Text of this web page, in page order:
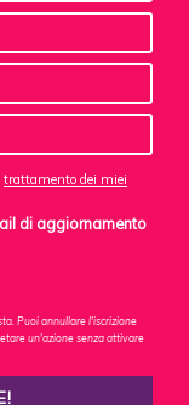
trattamento dei miei
di aggiornamento
Puoi annullare l'iscrizione
un'azione senza attivare